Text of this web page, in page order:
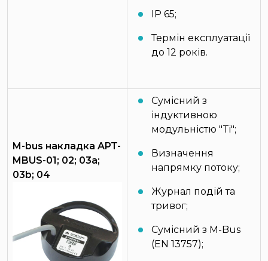
IP 65;
Термін експлуатації
до 12 років.
M-bus накладка APT-
MBUS-01; 02; 03a;
03b; 04
Сумісний з
індуктивною
модульністю "Ti";
Визначення
напрямку потоку;
Журнал подій та
тривог;
Сумісний з M-Bus
(EN 13757);